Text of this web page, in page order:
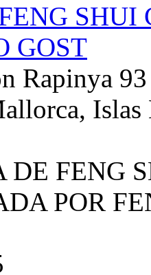
GOST
Rapinya 93
Islas
DE FENG
POR